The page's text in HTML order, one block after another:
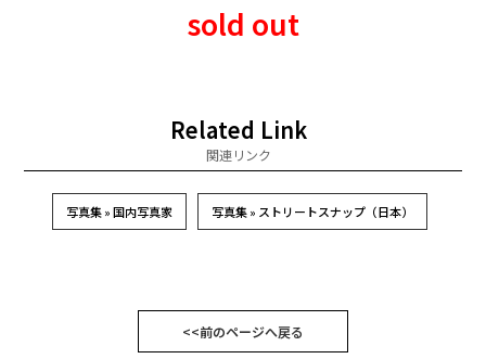
sold out
Related Link
関連リンク
写真集 » 国内写真家 写真集 » ストリートスナップ（日本）
<<前のページへ戻る